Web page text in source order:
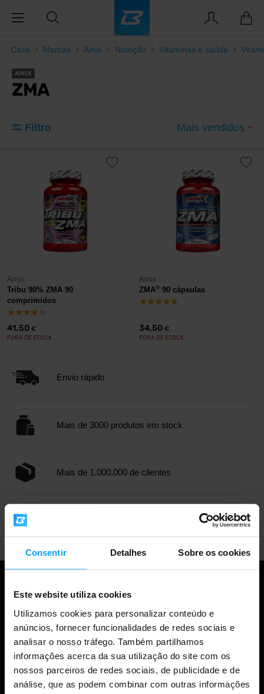
Consentir Detalhes Sobre os cookies
Este website utiliza cookies
Utilizamos cookies para personalizar conteúdo e
anúncios, fornecer funcionalidades de redes sociais e
analisar o nosso tráfego. Também partilhamos
informações acerca da sua utilização do site com os
nossos parceiros de redes sociais, de publicidade e de
análise, que as podem combinar com outras informações
Casa Marcas Amix Nutrição Vitaminas e saúde
AMIX
ZMA
Filtro Mais vendidos
Amix
Tribu 90% ZMA 90
comprimidos
41,50 €
FORA DE STOCK
Amix
ZMA® 90 cápsulas
34,50 €
FORA DE STOCK
Envio rápido
Mais de 3000 produtos em stock
Mais de 1.000.000 de clientes